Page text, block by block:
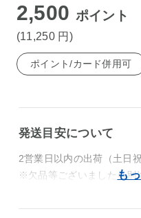
2,500 ポイント
(11,250 円 )
ポイント/カード併用可
発送目安について
2営業日以内の出荷（土日祝
※欠品等ございましたら別